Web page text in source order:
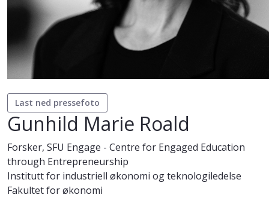
Last ned pressefoto
Gunhild Marie Roald
Forsker, SFU Engage - Centre for Engaged Education
through Entrepreneurship
Institutt for industriell økonomi og teknologiledelse
Fakultet for økonomi